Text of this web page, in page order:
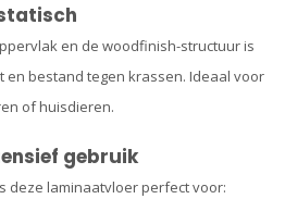
en de woodfinish-structuur is
en bestand tegen krassen. Ideaal voor
of huisdieren.
gebruik
deze laminaatvloer perfect voor: